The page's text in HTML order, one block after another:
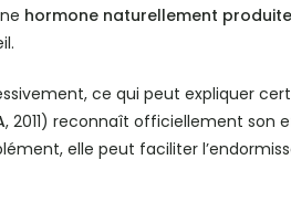
hormone naturellement
ce qui peut expliquer
, 2011) reconnaît officiellement son
elle peut faciliter